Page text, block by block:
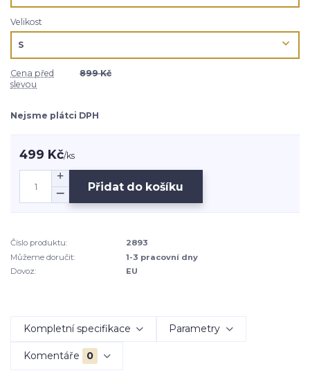
Velikost
Cena před
slevou
899 Kč
Nejsme plátci DPH
499 Kč/ks
Přidat do košíku
Číslo produktu:
2893
Můžeme doručit:
1-3 pracovní dny
Dovoz:
EU
Kompletní specifikace Parametry
Komentáře 0